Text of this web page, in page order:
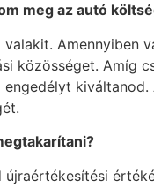
meg az autó költs
Amennyiben
közösséget. Amíg
engedélyt
tani?
újraértékesítési